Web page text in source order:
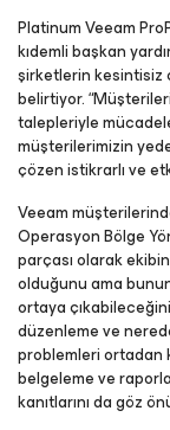
Platinum Veeam
kıdemli başkan
şirketlerin kesintisiz
belirtiyor.
talepleriyle
müşterilerimizin
çözen istikrarlı ve
Veeam
Operasyon Bölge
parçası olarak
olduğunu ama
ortaya
düzenleme ve
problemleri ortadan
belgeleme ve
kanıtlarını da göz